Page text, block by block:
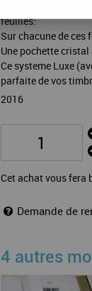
La mise a jour
feuilles:
Sur chacune de
Une pochette
Ce systeme Luxe
parfaite de vos
2016
Cet achat vous fera
Demande de
4 autres